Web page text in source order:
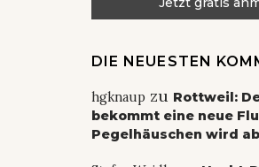
DIE NEUESTEN
hgknaupzu Rottweil:
bekommt eine neue
Pegelhäuschen wird